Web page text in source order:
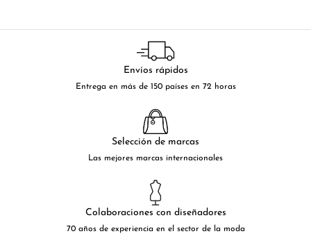
Envíos rápidos
Entrega en más de 150 países en 72 horas
Selección de marcas
Las mejores marcas internacionales
Colaboraciones con diseñadores
70 años de experiencia en el sector de la moda